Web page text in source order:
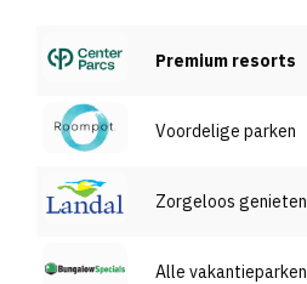
Premium resorts
Voordelige parken
Zorgeloos genieten
Alle vakantieparken